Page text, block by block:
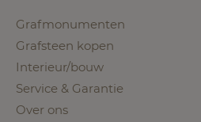
Grafmonumenten
Grafsteen kopen
Interieur/bouw
Service & Garantie
Over ons